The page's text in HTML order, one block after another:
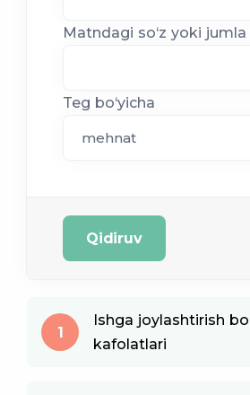
Matndagi so‘z yoki jumla
Teg bo‘yicha
Qidiruv
1
Ishga joylashtirish
kafolatlari